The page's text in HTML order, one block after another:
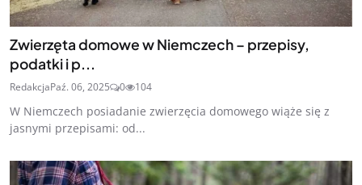
Zwierzęta domowe w Niemczech – przepisy,
podatki i p...
RedakcjaPaź. 06, 2025 0 104
W Niemczech posiadanie zwierzęcia domowego wiąże się z
jasnymi przepisami: od...